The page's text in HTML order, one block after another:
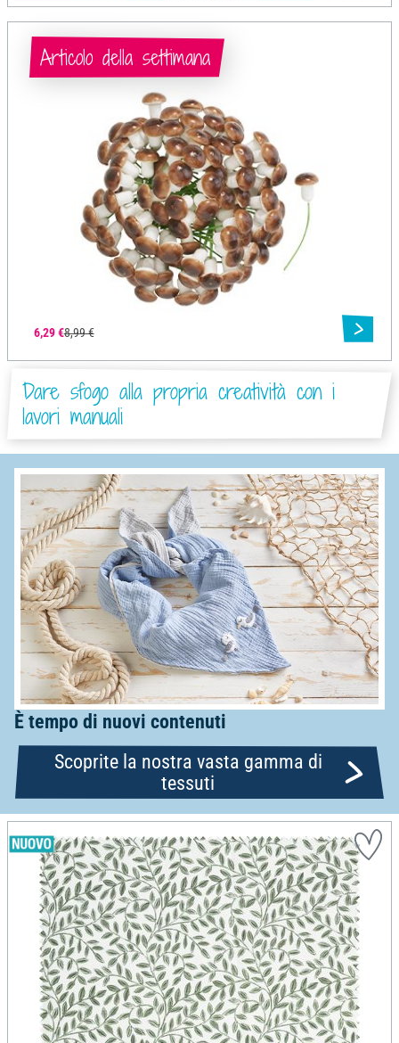
6,29 €8,99 €
Articolo della settimana
Dare sfogo alla propria creatività con i
lavori manuali
È tempo di nuovi contenuti
Scoprite la nostra vasta gamma di
tessuti